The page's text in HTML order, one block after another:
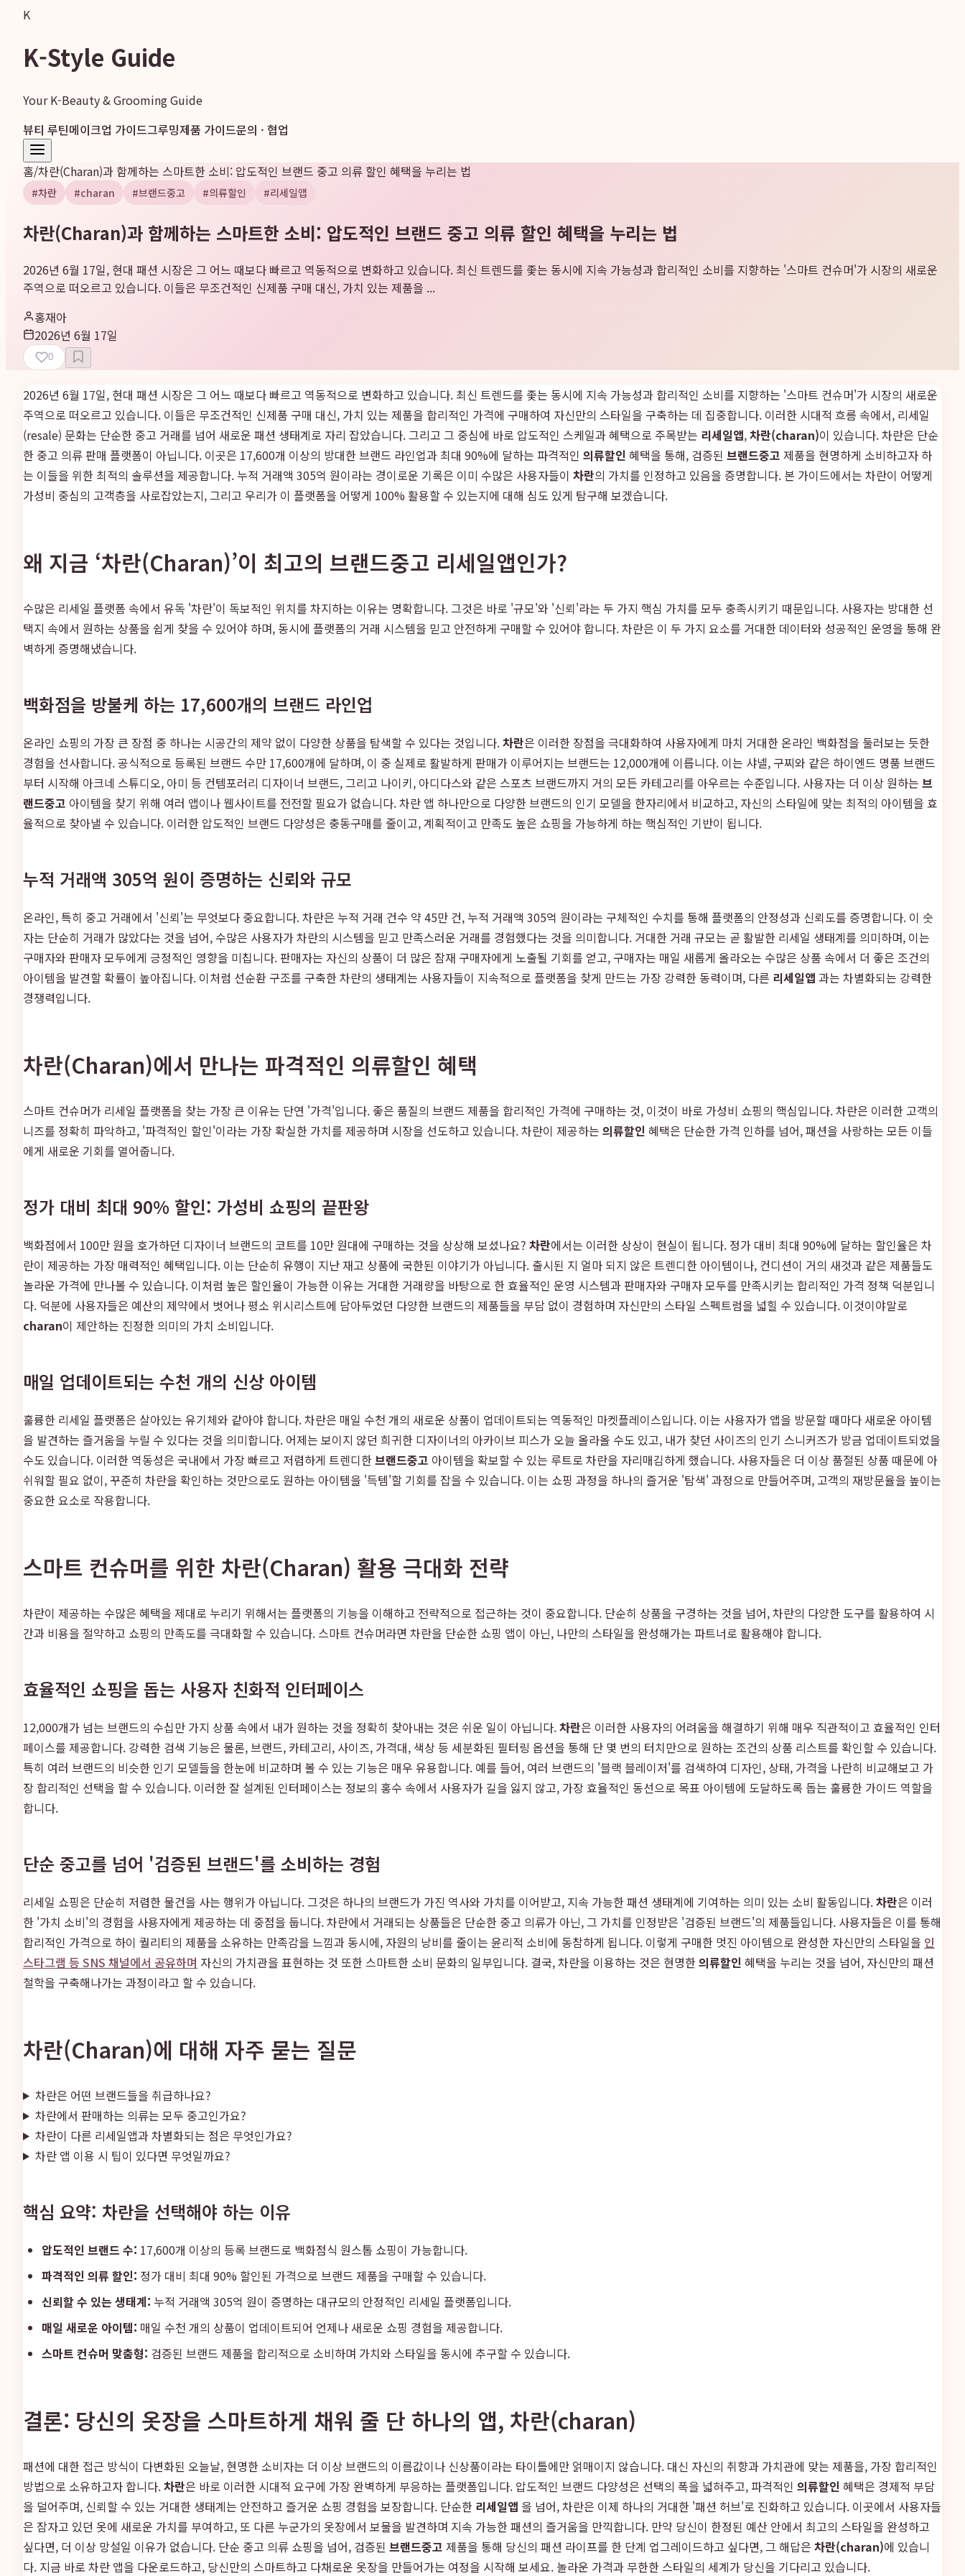
K
K-Style Guide
Your K-Beauty & Grooming Guide
뷰티 루틴메이크업 가이드그루밍제품 가이드문의 · 협업
홈/차란(Charan)과 함께하는 스마트한 소비: 압도적인 브랜드 중고 의류 할인 혜택을 누리는 법
#차란 #charan #브랜드중고 #의류할인 #리세일앱
차란(Charan)과 함께하는 스마트한 소비: 압도적인 브랜드 중고 의류 할인 혜택을 누리는 법
2026년 6월 17일, 현대 패션 시장은 그 어느 때보다 빠르고 역동적으로 변화하고 있습니다. 최신 트렌드를 좇는 동시에 지속 가능성과 합리적인 소비를 지향하는 '스마트 컨슈머'가 시장의 새로운
주역으로 떠오르고 있습니다. 이들은 무조건적인 신제품 구매 대신, 가치 있는 제품을 ...
홍재아
2026년 6월 17일
0
2026년 6월 17일, 현대 패션 시장은 그 어느 때보다 빠르고 역동적으로 변화하고 있습니다. 최신 트렌드를 좇는 동시에 지속 가능성과 합리적인 소비를 지향하는 '스마트 컨슈머'가 시장의 새로운
주역으로 떠오르고 있습니다. 이들은 무조건적인 신제품 구매 대신, 가치 있는 제품을 합리적인 가격에 구매하여 자신만의 스타일을 구축하는 데 집중합니다. 이러한 시대적 흐름 속에서, 리세일
(resale) 문화는 단순한 중고 거래를 넘어 새로운 패션 생태계로 자리 잡았습니다. 그리고 그 중심에 바로 압도적인 스케일과 혜택으로 주목받는 리세일앱,차란(charan)이 있습니다. 차란은 단순
한 중고 의류 판매 플랫폼이 아닙니다. 이곳은 17,600개 이상의 방대한 브랜드 라인업과 최대 90%에 달하는 파격적인 의류할인 혜택을 통해, 검증된 브랜드중고 제품을 현명하게 소비하고자 하
는 이들을 위한 최적의 솔루션을 제공합니다. 누적 거래액 305억 원이라는 경이로운 기록은 이미 수많은 사용자들이 차란의 가치를 인정하고 있음을 증명합니다. 본 가이드에서는 차란이 어떻게
가성비 중심의 고객층을 사로잡았는지, 그리고 우리가 이 플랫폼을 어떻게 100% 활용할 수 있는지에 대해 심도 있게 탐구해 보겠습니다.
왜 지금 ‘차란(Charan)’이 최고의 브랜드중고 리세일앱인가?
수많은 리세일 플랫폼 속에서 유독 '차란'이 독보적인 위치를 차지하는 이유는 명확합니다. 그것은 바로 '규모'와 '신뢰'라는 두 가지 핵심 가치를 모두 충족시키기 때문입니다. 사용자는 방대한 선
택지 속에서 원하는 상품을 쉽게 찾을 수 있어야 하며, 동시에 플랫폼의 거래 시스템을 믿고 안전하게 구매할 수 있어야 합니다. 차란은 이 두 가지 요소를 거대한 데이터와 성공적인 운영을 통해 완
벽하게 증명해냈습니다.
백화점을 방불케 하는 17,600개의 브랜드 라인업
온라인 쇼핑의 가장 큰 장점 중 하나는 시공간의 제약 없이 다양한 상품을 탐색할 수 있다는 것입니다.차란은 이러한 장점을 극대화하여 사용자에게 마치 거대한 온라인 백화점을 둘러보는 듯한
경험을 선사합니다. 공식적으로 등록된 브랜드 수만 17,600개에 달하며, 이 중 실제로 활발하게 판매가 이루어지는 브랜드는 12,000개에 이릅니다. 이는 샤넬, 구찌와 같은 하이엔드 명품 브랜드
부터 시작해 아크네 스튜디오, 아미 등 컨템포러리 디자이너 브랜드, 그리고 나이키, 아디다스와 같은 스포츠 브랜드까지 거의 모든 카테고리를 아우르는 수준입니다. 사용자는 더 이상 원하는 브
랜드중고 아이템을 찾기 위해 여러 앱이나 웹사이트를 전전할 필요가 없습니다. 차란 앱 하나만으로 다양한 브랜드의 인기 모델을 한자리에서 비교하고, 자신의 스타일에 맞는 최적의 아이템을 효
율적으로 찾아낼 수 있습니다. 이러한 압도적인 브랜드 다양성은 충동구매를 줄이고, 계획적이고 만족도 높은 쇼핑을 가능하게 하는 핵심적인 기반이 됩니다.
누적 거래액 305억 원이 증명하는 신뢰와 규모
온라인, 특히 중고 거래에서 '신뢰'는 무엇보다 중요합니다. 차란은 누적 거래 건수 약 45만 건, 누적 거래액 305억 원이라는 구체적인 수치를 통해 플랫폼의 안정성과 신뢰도를 증명합니다. 이 숫
자는 단순히 거래가 많았다는 것을 넘어, 수많은 사용자가 차란의 시스템을 믿고 만족스러운 거래를 경험했다는 것을 의미합니다. 거대한 거래 규모는 곧 활발한 리세일 생태계를 의미하며, 이는
구매자와 판매자 모두에게 긍정적인 영향을 미칩니다. 판매자는 자신의 상품이 더 많은 잠재 구매자에게 노출될 기회를 얻고, 구매자는 매일 새롭게 올라오는 수많은 상품 속에서 더 좋은 조건의
아이템을 발견할 확률이 높아집니다. 이처럼 선순환 구조를 구축한 차란의 생태계는 사용자들이 지속적으로 플랫폼을 찾게 만드는 가장 강력한 동력이며, 다른 리세일앱 과는 차별화되는 강력한
경쟁력입니다.
차란(Charan)에서 만나는 파격적인 의류할인 혜택
스마트 컨슈머가 리세일 플랫폼을 찾는 가장 큰 이유는 단연 '가격'입니다. 좋은 품질의 브랜드 제품을 합리적인 가격에 구매하는 것, 이것이 바로 가성비 쇼핑의 핵심입니다. 차란은 이러한 고객의
니즈를 정확히 파악하고, '파격적인 할인'이라는 가장 확실한 가치를 제공하며 시장을 선도하고 있습니다. 차란이 제공하는 의류할인 혜택은 단순한 가격 인하를 넘어, 패션을 사랑하는 모든 이들
에게 새로운 기회를 열어줍니다.
정가 대비 최대 90% 할인: 가성비 쇼핑의 끝판왕
백화점에서 100만 원을 호가하던 디자이너 브랜드의 코트를 10만 원대에 구매하는 것을 상상해 보셨나요? 차란에서는 이러한 상상이 현실이 됩니다. 정가 대비 최대 90%에 달하는 할인율은 차
란이 제공하는 가장 매력적인 혜택입니다. 이는 단순히 유행이 지난 재고 상품에 국한된 이야기가 아닙니다. 출시된 지 얼마 되지 않은 트렌디한 아이템이나, 컨디션이 거의 새것과 같은 제품들도
놀라운 가격에 만나볼 수 있습니다. 이처럼 높은 할인율이 가능한 이유는 거대한 거래량을 바탕으로 한 효율적인 운영 시스템과 판매자와 구매자 모두를 만족시키는 합리적인 가격 정책 덕분입니
다. 덕분에 사용자들은 예산의 제약에서 벗어나 평소 위시리스트에 담아두었던 다양한 브랜드의 제품들을 부담 없이 경험하며 자신만의 스타일 스펙트럼을 넓힐 수 있습니다. 이것이야말로
charan이 제안하는 진정한 의미의 가치 소비입니다.
매일 업데이트되는 수천 개의 신상 아이템
훌륭한 리세일 플랫폼은 살아있는 유기체와 같아야 합니다. 차란은 매일 수천 개의 새로운 상품이 업데이트되는 역동적인 마켓플레이스입니다. 이는 사용자가 앱을 방문할 때마다 새로운 아이템
을 발견하는 즐거움을 누릴 수 있다는 것을 의미합니다. 어제는 보이지 않던 희귀한 디자이너의 아카이브 피스가 오늘 올라올 수도 있고, 내가 찾던 사이즈의 인기 스니커즈가 방금 업데이트되었을
수도 있습니다. 이러한 역동성은 국내에서 가장 빠르고 저렴하게 트렌디한브랜드중고 아이템을 확보할 수 있는 루트로 차란을 자리매김하게 했습니다. 사용자들은 더 이상 품절된 상품 때문에 아
쉬워할 필요 없이, 꾸준히 차란을 확인하는 것만으로도 원하는 아이템을 '득템'할 기회를 잡을 수 있습니다. 이는 쇼핑 과정을 하나의 즐거운 '탐색' 과정으로 만들어주며, 고객의 재방문율을 높이는
중요한 요소로 작용합니다.
스마트 컨슈머를 위한 차란(Charan) 활용 극대화 전략
차란이 제공하는 수많은 혜택을 제대로 누리기 위해서는 플랫폼의 기능을 이해하고 전략적으로 접근하는 것이 중요합니다. 단순히 상품을 구경하는 것을 넘어, 차란의 다양한 도구를 활용하여 시
간과 비용을 절약하고 쇼핑의 만족도를 극대화할 수 있습니다. 스마트 컨슈머라면 차란을 단순한 쇼핑 앱이 아닌, 나만의 스타일을 완성해가는 파트너로 활용해야 합니다.
효율적인 쇼핑을 돕는 사용자 친화적 인터페이스
12,000개가 넘는 브랜드의 수십만 가지 상품 속에서 내가 원하는 것을 정확히 찾아내는 것은 쉬운 일이 아닙니다.차란은 이러한 사용자의 어려움을 해결하기 위해 매우 직관적이고 효율적인 인터
페이스를 제공합니다. 강력한 검색 기능은 물론, 브랜드, 카테고리, 사이즈, 가격대, 색상 등 세분화된 필터링 옵션을 통해 단 몇 번의 터치만으로 원하는 조건의 상품 리스트를 확인할 수 있습니다.
특히 여러 브랜드의 비슷한 인기 모델들을 한눈에 비교하며 볼 수 있는 기능은 매우 유용합니다. 예를 들어, 여러 브랜드의 '블랙 블레이저'를 검색하여 디자인, 상태, 가격을 나란히 비교해보고 가
장 합리적인 선택을 할 수 있습니다. 이러한 잘 설계된 인터페이스는 정보의 홍수 속에서 사용자가 길을 잃지 않고, 가장 효율적인 동선으로 목표 아이템에 도달하도록 돕는 훌륭한 가이드 역할을
합니다.
단순 중고를 넘어 '검증된 브랜드'를 소비하는 경험
리세일 쇼핑은 단순히 저렴한 물건을 사는 행위가 아닙니다. 그것은 하나의 브랜드가 가진 역사와 가치를 이어받고, 지속 가능한 패션 생태계에 기여하는 의미 있는 소비 활동입니다.차란은 이러
한 '가치 소비'의 경험을 사용자에게 제공하는 데 중점을 둡니다. 차란에서 거래되는 상품들은 단순한 중고 의류가 아닌, 그 가치를 인정받은 '검증된 브랜드'의 제품들입니다. 사용자들은 이를 통해
합리적인 가격으로 하이 퀄리티의 제품을 소유하는 만족감을 느낌과 동시에, 자원의 낭비를 줄이는 윤리적 소비에 동참하게 됩니다. 이렇게 구매한 멋진 아이템으로 완성한 자신만의 스타일을 인
스타그램 등 SNS 채널에서 공유하며 자신의 가치관을 표현하는 것 또한 스마트한 소비 문화의 일부입니다. 결국, 차란을 이용하는 것은 현명한의류할인 혜택을 누리는 것을 넘어, 자신만의 패션
철학을 구축해나가는 과정이라고 할 수 있습니다.
차란(Charan)에 대해 자주 묻는 질문
차란은 어떤 브랜드들을 취급하나요?
차란에서 판매하는 의류는 모두 중고인가요?
차란이 다른 리세일앱과 차별화되는 점은 무엇인가요?
차란 앱 이용 시 팁이 있다면 무엇일까요?
핵심 요약: 차란을 선택해야 하는 이유
압도적인 브랜드 수: 17,600개 이상의 등록 브랜드로 백화점식 원스톱 쇼핑이 가능합니다.
파격적인 의류 할인: 정가 대비 최대 90% 할인된 가격으로 브랜드 제품을 구매할 수 있습니다.
신뢰할 수 있는 생태계: 누적 거래액 305억 원이 증명하는 대규모의 안정적인 리세일 플랫폼입니다.
매일 새로운 아이템: 매일 수천 개의 상품이 업데이트되어 언제나 새로운 쇼핑 경험을 제공합니다.
스마트 컨슈머 맞춤형: 검증된 브랜드 제품을 합리적으로 소비하며 가치와 스타일을 동시에 추구할 수 있습니다.
결론: 당신의 옷장을 스마트하게 채워 줄 단 하나의 앱, 차란(charan)
패션에 대한 접근 방식이 다변화된 오늘날, 현명한 소비자는 더 이상 브랜드의 이름값이나 신상품이라는 타이틀에만 얽매이지 않습니다. 대신 자신의 취향과 가치관에 맞는 제품을, 가장 합리적인
방법으로 소유하고자 합니다.차란은 바로 이러한 시대적 요구에 가장 완벽하게 부응하는 플랫폼입니다. 압도적인 브랜드 다양성은 선택의 폭을 넓혀주고, 파격적인 의류할인 혜택은 경제적 부담
을 덜어주며, 신뢰할 수 있는 거대한 생태계는 안전하고 즐거운 쇼핑 경험을 보장합니다. 단순한 리세일앱 을 넘어, 차란은 이제 하나의 거대한 '패션 허브'로 진화하고 있습니다. 이곳에서 사용자들
은 잠자고 있던 옷에 새로운 가치를 부여하고, 또 다른 누군가의 옷장에서 보물을 발견하며 지속 가능한 패션의 즐거움을 만끽합니다. 만약 당신이 한정된 예산 안에서 최고의 스타일을 완성하고
싶다면, 더 이상 망설일 이유가 없습니다. 단순 중고 의류 쇼핑을 넘어, 검증된 브랜드중고 제품을 통해 당신의 패션 라이프를 한 단계 업그레이드하고 싶다면, 그 해답은 차란(charan)에 있습니
다. 지금 바로 차란 앱을 다운로드하고, 당신만의 스마트하고 다채로운 옷장을 만들어가는 여정을 시작해 보세요. 놀라운 가격과 무한한 스타일의 세계가 당신을 기다리고 있습니다.